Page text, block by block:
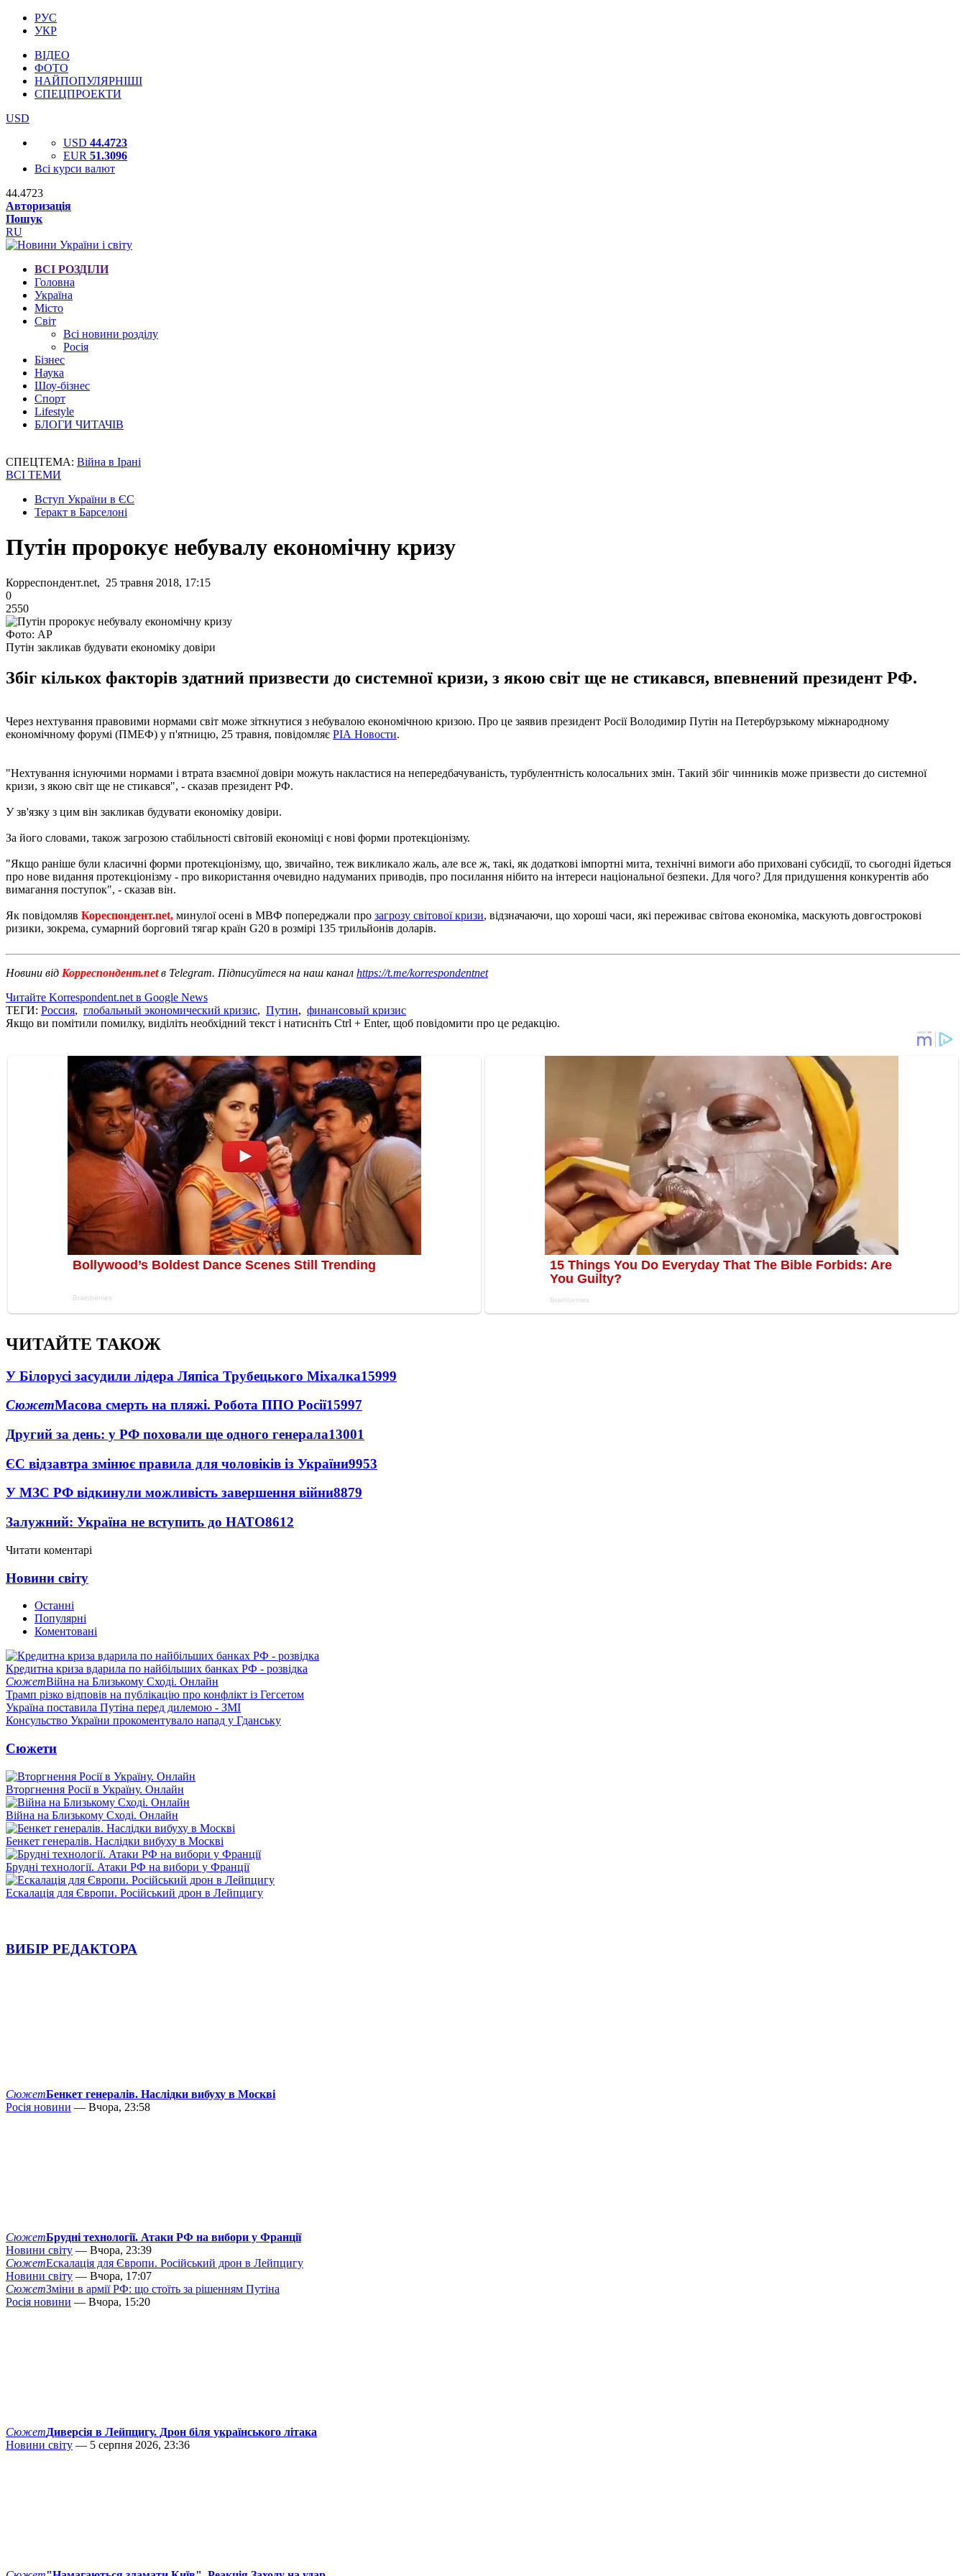
РУС
УКР
ВІДЕО
ФОТО
НАЙПОПУЛЯРНІШІ
СПЕЦПРОЕКТИ
USD
USD 44.4723
EUR 51.3096
Всі курси валют
44.4723
Авторизація
Пошук
RU
ВСІ РОЗДІЛИ
Головна
Україна
Місто
Світ
Всі новини розділу
Росія
Бізнес
Наука
Шоу-бізнес
Спорт
Lifestyle
БЛОГИ ЧИТАЧІВ
СПЕЦТЕМА: Війна в Ірані
ВСІ ТЕМИ
Вступ України в ЄС
Теракт в Барселоні
Путін пророкує небувалу економічну кризу
Корреспондент.net, 25 травня 2018, 17:15
0
2550
Фото: AP
Путін закликав будувати економіку довіри
Збіг кількох факторів здатний призвести до системної кризи, з якою світ ще не стикався, впевнений президент РФ.
Через нехтування правовими нормами світ може зіткнутися з небувалою економічною кризою. Про це заявив президент Росії Володимир Путін на Петербурзькому міжнародному
економічному форумі (ПМЕФ) у п'ятницю, 25 травня, повідомляє РІА Новости.
"Нехтування існуючими нормами і втрата взаємної довіри можуть накластися на непередбачуваність, турбулентність колосальних змін. Такий збіг чинників може призвести до системної
кризи, з якою світ ще не стикався", - сказав президент РФ.
У зв'язку з цим він закликав будувати економіку довіри.
За його словами, також загрозою стабільності світовій економіці є нові форми протекціонізму.
"Якщо раніше були класичні форми протекціонізму, що, звичайно, теж викликало жаль, але все ж, такі, як додаткові імпортні мита, технічні вимоги або приховані субсидії, то сьогодні йдеться
про нове видання протекціонізму - про використання очевидно надуманих приводів, про посилання нібито на інтереси національної безпеки. Для чого? Для придушення конкурентів або
вимагання поступок", - сказав він.
Як повідомляв Кореспондент.net, минулої осені в МВФ попереджали про загрозу світової кризи, відзначаючи, що хороші часи, які переживає світова економіка, маскують довгострокові
ризики, зокрема, сумарний борговий тягар країн G20 в розмірі 135 трильйонів доларів.
Новини від Корреспондент.netв Telegram. Підписуйтеся на наш канал https://t.me/korrespondentnet
Читайте Korrespondent.net в Google News
ТЕГИ: Россия, глобальный экономический кризис, Путин, финансовый кризис
Якщо ви помітили помилку, виділіть необхідний текст і натисніть Ctrl + Enter, щоб повідомити про це редакцію.
ЧИТАЙТЕ ТАКОЖ
У Білорусі засудили лідера Ляпіса Трубецького Міхалка15999
СюжетМасова смерть на пляжі. Робота ППО Росії15997
Другий за день: у РФ поховали ще одного генерала13001
ЄС відзавтра змінює правила для чоловіків із України9953
У МЗС РФ відкинули можливість завершення війни8879
Залужний: Україна не вступить до НАТО8612
Читати коментарі
Новини світу
Останні
Популярні
Коментовані
Кредитна криза вдарила по найбільших банках РФ - розвідка
СюжетВійна на Близькому Сході. Онлайн
Трамп різко відповів на публікацію про конфлікт із Гегсетом
Україна поставила Путіна перед дилемою - ЗМІ
Консульство України прокоментувало напад у Гданську
Сюжети
Вторгнення Росії в Україну. Онлайн
Війна на Близькому Сході. Онлайн
Бенкет генералів. Наслідки вибуху в Москві
Брудні технології. Атаки РФ на вибори у Франції
Ескалація для Європи. Російський дрон в Лейпцигу
ВИБІР РЕДАКТОРА
СюжетБенкет генералів. Наслідки вибуху в Москві
Росія новини — Вчора, 23:58
СюжетБрудні технології. Атаки РФ на вибори у Франції
Новини світу — Вчора, 23:39
СюжетЕскалація для Європи. Російський дрон в Лейпцигу
Новини світу — Вчора, 17:07
СюжетЗміни в армії РФ: що стоїть за рішенням Путіна
Росія новини — Вчора, 15:20
СюжетДиверсія в Лейпцигу. Дрон біля українського літака
Новини світу — 5 серпня 2026, 23:36